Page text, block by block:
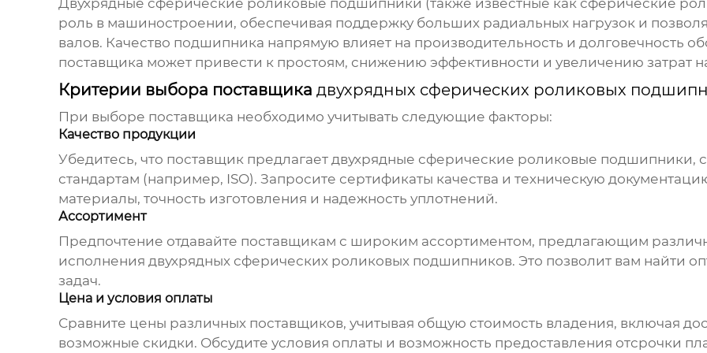
Двухрядные сферические роликовые подшипники (также известные как сферические
роль в машиностроении, обеспечивая поддержку больших радиальных нагрузок и
валов. Качество подшипника напрямую влияет на производительность и долговечность
поставщика может привести к простоям, снижению эффективности и увеличению затрат
Критерии выбора поставщика двухрядных сферических роликовых
При выборе поставщика необходимо учитывать следующие факторы:
Качество продукции
Убедитесь, что поставщик предлагает двухрядные сферические роликовые подшипники,
стандартам (например, ISO). Запросите сертификаты качества и техническую
материалы, точность изготовления и надежность уплотнений.
Ассортимент
Предпочтение отдавайте поставщикам с широким ассортиментом, предлагающим
исполнения двухрядных сферических роликовых подшипников. Это позволит вам найти
задач.
Цена и условия оплаты
Сравните цены различных поставщиков, учитывая общую стоимость владения, включая
возможные скидки. Обсудите условия оплаты и возможность предоставления отсрочки